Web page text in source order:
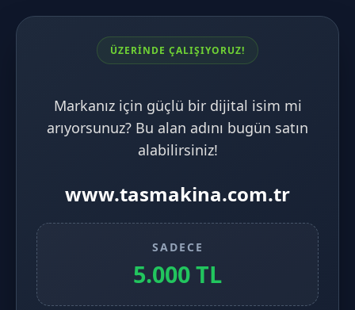
ÜZERİNDE ÇALIŞIYORUZ!
Markanız için güçlü bir dijital isim mi
arıyorsunuz? Bu alan adını bugün satın
alabilirsiniz!
www.tasmakina.com.tr
SADECE
5.000 TL